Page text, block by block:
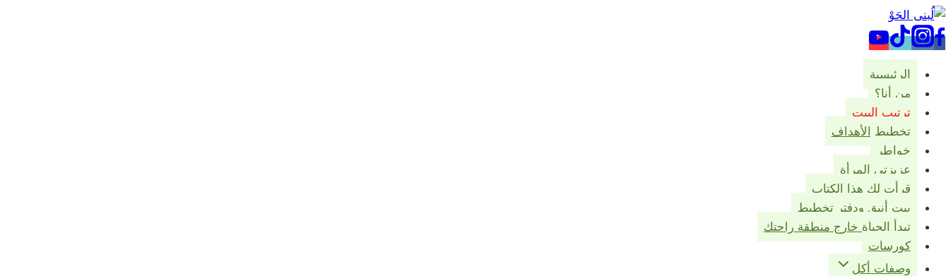
التجاوز
إلى
المحتوى
الرئيسية
من أنا؟
ترتيب البيت
تخطيط الأهداف
خواطر
عزيزتي المرأة
قرأت لك هذا الكتاب
بيت أنيق ودفتر تخطيط
تبدأ الحياة خارج منطقة راحتك
كورسات
وصفات أكل